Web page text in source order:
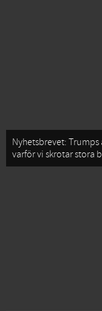
Nyhetsbrevet:
varför vi skrotar stora